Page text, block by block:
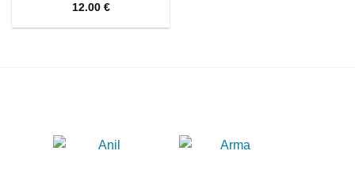
12.00 €